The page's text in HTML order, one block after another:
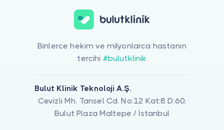
Binlerce hekim ve milyonlarca hastanın
tercihi #bulutklinik
Bulut Klinik Teknoloji A.Ş.
Cevizli Mh. Tansel Cd. No:12 Kat:8 D:60,
Bulut Plaza Maltepe / İstanbul